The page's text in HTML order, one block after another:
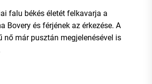
falu békés életét felkavarja a
Bovery és férjének az érkezése. A
nő már pusztán megjelenésével is